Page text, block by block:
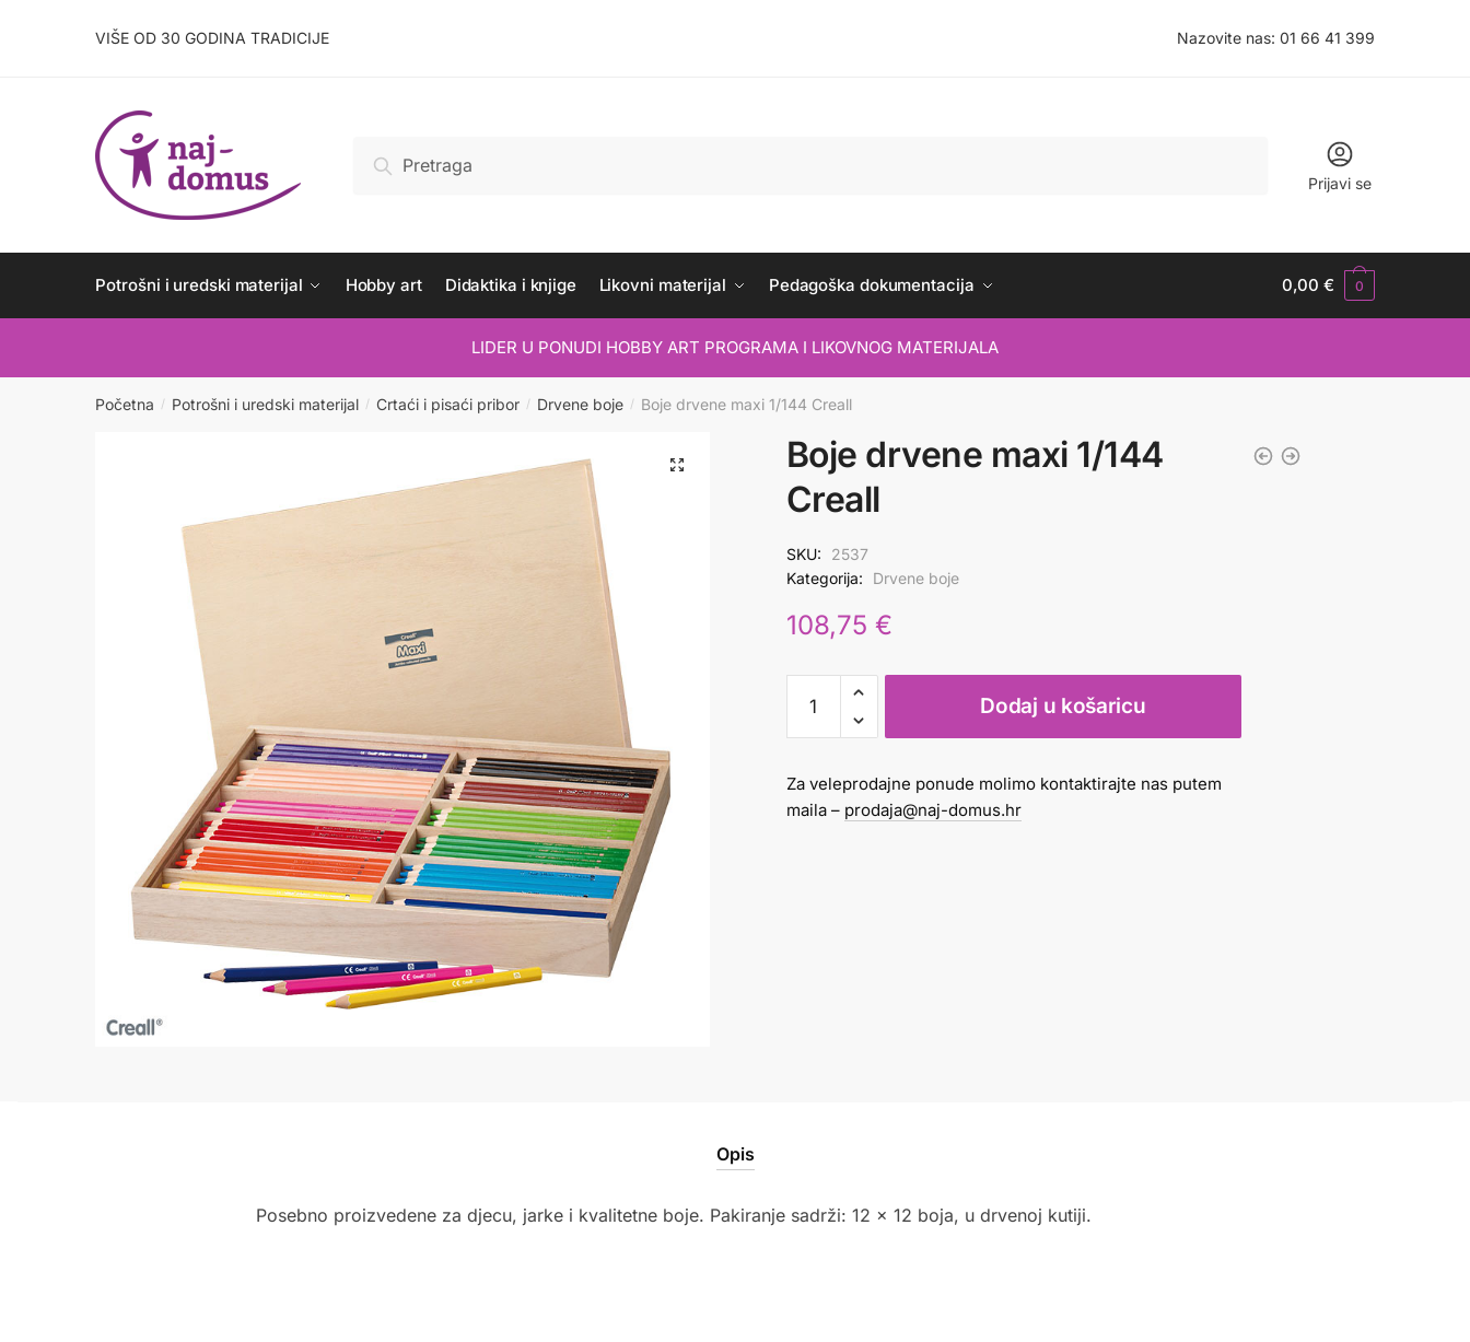
VIŠE OD 30 GODINA TRADICIJE Nazovite nas: 01 66 41 399
Pretraži
Prijavi se
Potrošni i uredski materijal Hobby art Didaktika i knjige Likovni materijal Pedagoška dokumentacija 0,00€ 0
LIDER U PONUDI HOBBY ART PROGRAMA I LIKOVNOG MATERIJALA
Početna / Potrošni i uredski materijal / Crtaći i pisaći pribor / Drvene boje / Boje drvene maxi 1/144 Creall
Boje drvene maxi 1/144
Creall
SKU:
2537
Kategorija:
Drvene boje
108,75 €
drvene
maxi
Creall
količina
Dodaj u košaricu
Za veleprodajne ponude molimo kontaktirajte nas putem
maila – prodaja@naj-domus.hr
Opis
Posebno proizvedene za djecu, jarke i kvalitetne boje. Pakiranje sadrži: 12 x 12 boja, u drvenoj kutiji.